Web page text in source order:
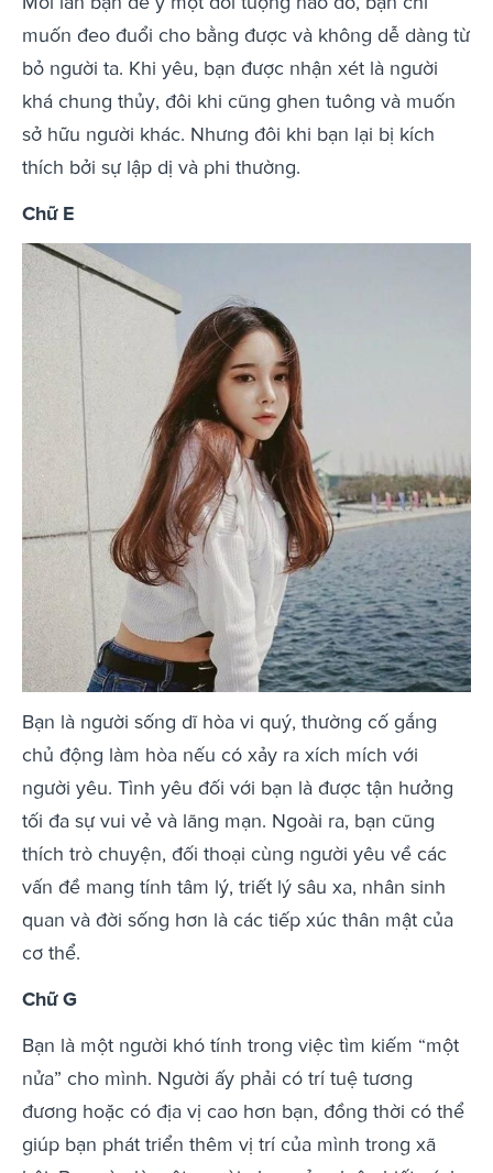
muốn đeo đuổi cho bằng được và không dễ dàng từ
bỏ người ta. Khi yêu, bạn được nhận xét là người
khá chung thủy, đôi khi cũng ghen tuông và muốn
sở hữu người khác. Nhưng đôi khi bạn lại bị kích
thích bởi sự lập dị và phi thường.
Chữ E
Bạn là người sống dĩ hòa vi quý, thường cố gắng
chủ động làm hòa nếu có xảy ra xích mích với
người yêu. Tình yêu đối với bạn là được tận hưởng
tối đa sự vui vẻ và lãng mạn. Ngoài ra, bạn cũng
thích trò chuyện, đối thoại cùng người yêu về các
vấn đề mang tính tâm lý, triết lý sâu xa, nhân sinh
quan và đời sống hơn là các tiếp xúc thân mật của
cơ thể.
Chữ G
Bạn là một người khó tính trong việc tìm kiếm “một
nửa” cho mình. Người ấy phải có trí tuệ tương
đương hoặc có địa vị cao hơn bạn, đồng thời có thể
giúp bạn phát triển thêm vị trí của mình trong xã